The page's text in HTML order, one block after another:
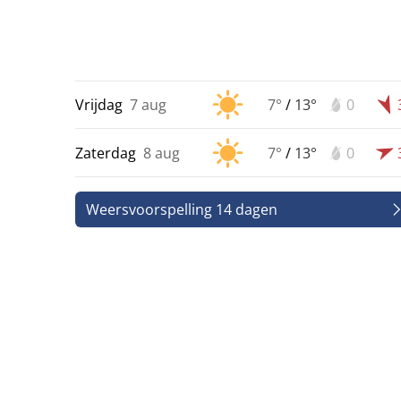
Vrijdag 7 aug 7° / 13° 0
Zaterdag 8 aug 7° / 13° 0
Weersvoorspelling 14 dagen